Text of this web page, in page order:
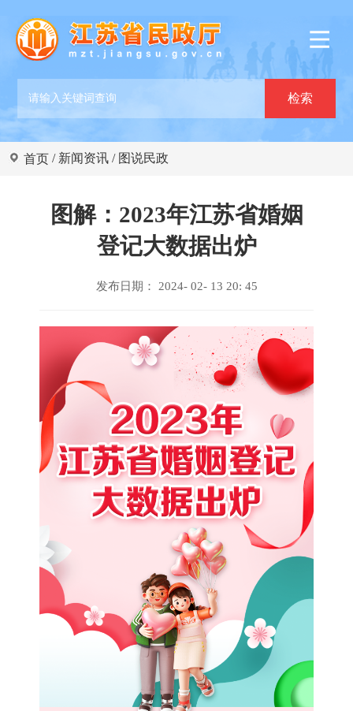
首页 / 新闻资讯 / 图说民政
图解：2023年江苏省婚姻
登记大数据出炉
发布日期： 2024- 02- 13 20: 45